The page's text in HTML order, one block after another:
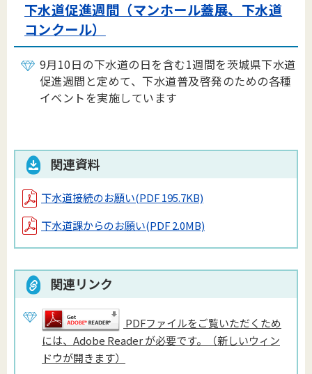
下水道促進週間（マンホール蓋展、下水道
コンクール）
9月10日の下水道の日を含む1週間を茨城県下水道
促進週間と定めて、下水道普及啓発のための各種
イベントを実施しています
関連資料
下水道接続のお願い(PDF 195.7KB)
下水道課からのお願い(PDF 2.0MB)
関連リンク
PDFファイルをご覧いただくため
には、Adobe Reader が必要です。（新しいウィン
ドウが開きます）